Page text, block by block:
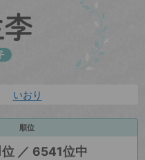
いおり
順位
位 ／ 6541位中